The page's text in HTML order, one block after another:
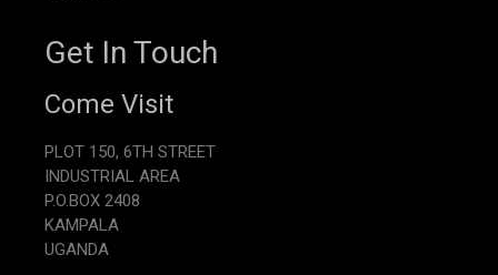
Get In Touch
Come Visit
PLOT 150, 6TH STREET
INDUSTRIAL AREA
P.O.BOX 2408
KAMPALA
UGANDA